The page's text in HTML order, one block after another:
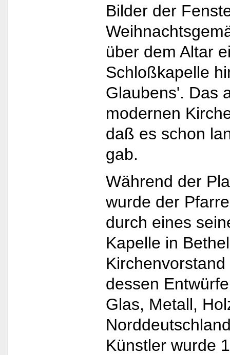
Bilder der
über dem Altar
Schloßkapelle
Glaubens'. Das
modernen
daß es schon
gab.
Während der
wurde der
durch eines
Kapelle in
dessen
Glas, Metall,
Künstler wurde